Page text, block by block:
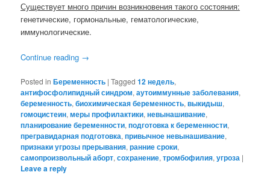
Существует много причин возникновения такого состояния:
генетические, гормональные, гематологические,
иммунологические.
Continue reading →
Posted in Беременность |Tagged 12 недель,
антифосфолипидный синдром,аутоиммунные заболевания,
беременность,биохимическая беременность,выкидыш,
гомоцистеин,меры профилактики,невынашивание,
планирование беременности,подготовка к беременности,
прегравидарная подготовка,привычное невынашивание,
признаки угрозы прерывания,ранние сроки,
самопроизвольный аборт,сохранение,тромбофилия,угроза |
Leave a reply